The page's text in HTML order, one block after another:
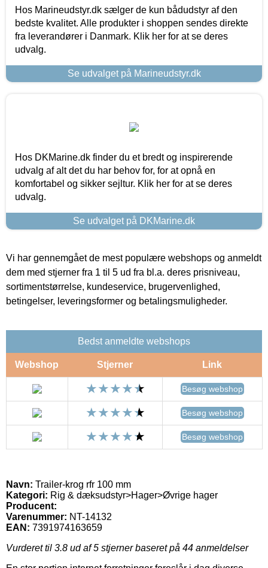
Hos Marineudstyr.dk sælger de kun bådudstyr af den
bedste kvalitet. Alle produkter i shoppen sendes direkte
fra leverandører i Danmark. Klik her for at se deres
udvalg.
Se udvalget på Marineudstyr.dk
Hos DKMarine.dk finder du et bredt og inspirerende
udvalg af alt det du har behov for, for at opnå en
komfortabel og sikker sejltur. Klik her for at se deres
udvalg.
Se udvalget på DKMarine.dk
Vi har gennemgået de mest populære webshops og anmeldt
dem med stjerner fra 1 til 5 ud fra bl.a. deres prisniveau,
sortimentstørrelse, kundeservice, brugervenlighed,
betingelser, leveringsformer og betalingsmuligheder.
Bedst anmeldte webshops
Webshop Stjerner Link
Besøg webshop
Besøg webshop
Besøg webshop
Navn: Trailer-krog rfr 100 mm
Kategori: Rig & dæksudstyr>Hager>Øvrige hager
Producent:
Varenummer: NT-14132
EAN: 7391974163659
Vurderet til 3.8 ud af 5 stjerner baseret på 44 anmeldelser